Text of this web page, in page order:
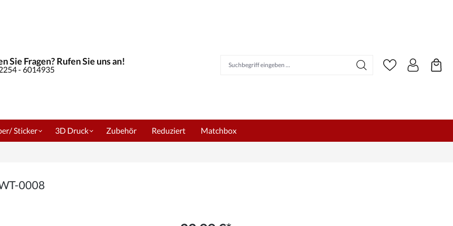
Sie Fragen? Rufen Sie uns an!
- 6014935
Sticker 3D Druck Zubehör Reduziert Matchbox
0008